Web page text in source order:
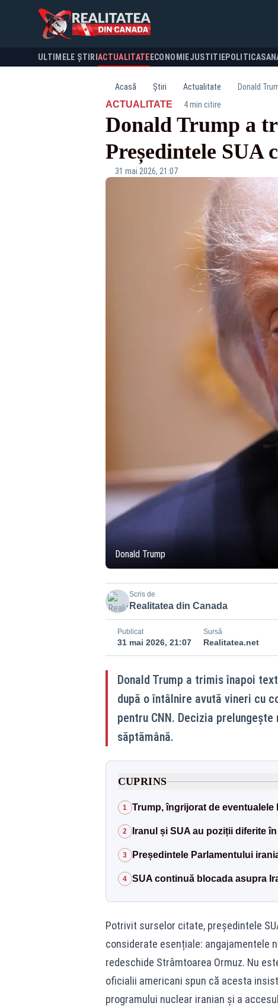
ULTIMELE ȘTIRI ACTUALITATE ECONOMIEJUSTITIEPOLITICA
Acasă Știri Actualitate Donald
ACTUALITATE· 4 min citire
Donald Trump a
Președintele SUA
31 mai 2026, 21:07
Donald Trump
Scris de
Realitatea din Canada
Publicat
31 mai 2026, 21:07
Sursă
Realitatea.net
Donald Trump a trimis înapoi
după o întâlnire avută vineri cu
pentru CNN. Decizia
săptămână.
CUPRINS
1 Trump, îngrijorat de
2 Iranul și SUA au poziții diferite
3 Președintele Parlamentului
4 SUA continuă blocada asupra
Potrivit surselor citate, președintele
considerate esențiale: angajamentele
redeschide Strâmtoarea Ormuz. Nu
oficialii americani spun că acesta
programului nuclear iranian și a